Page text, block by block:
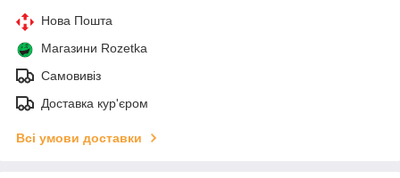
Нова Пошта
Магазини Rozetka
Самовивіз
Доставка кур'єром
Всі умови доставки